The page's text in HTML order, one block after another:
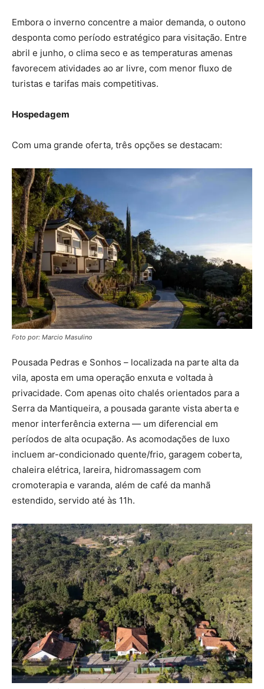
Embora o inverno concentre a maior demanda, o outono
desponta como período estratégico para visitação. Entre
abril e junho, o clima seco e as temperaturas amenas
favorecem atividades ao ar livre, com menor fluxo de
turistas e tarifas mais competitivas.
Hospedagem
Com uma grande oferta, três opções se destacam:
Foto por: Marcio Masulino
Pousada Pedras e Sonhos – localizada na parte alta da
vila, aposta em uma operação enxuta e voltada à
privacidade. Com apenas oito chalés orientados para a
Serra da Mantiqueira, a pousada garante vista aberta e
menor interferência externa — um diferencial em
períodos de alta ocupação. As acomodações de luxo
incluem ar-condicionado quente/frio, garagem coberta,
chaleira elétrica, lareira, hidromassagem com
cromoterapia e varanda, além de café da manhã
estendido, servido até às 11h.